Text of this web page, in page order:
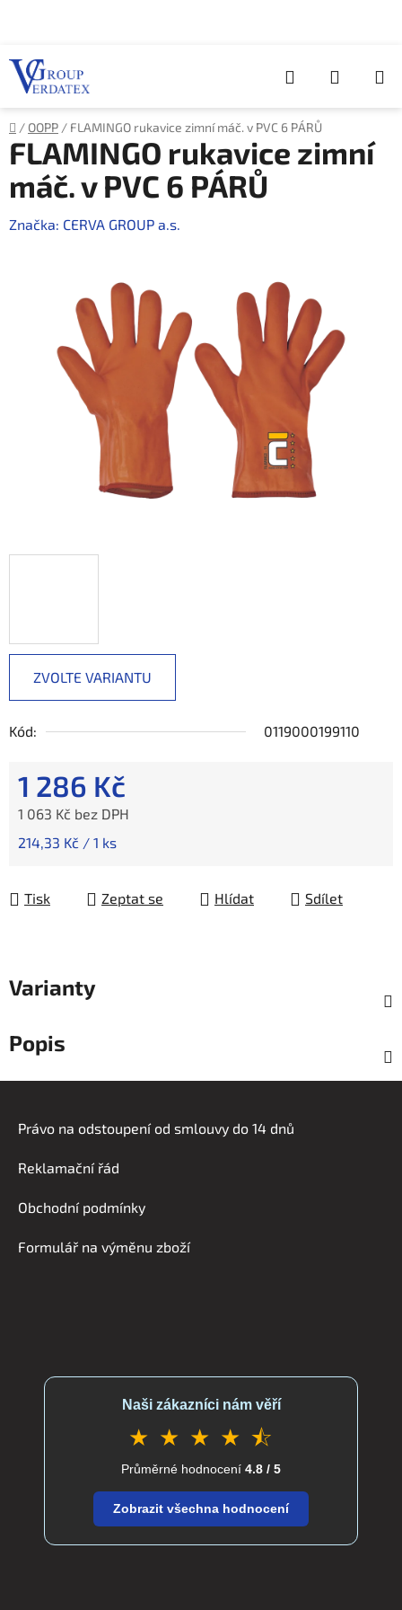
Hledat
KOŠÍK
Domů
/ OOPP / FLAMINGO rukavice zimní máč. v PVC 6 PÁRŮ
ZVOLTE VARIANTU
Kód: 0119000199110
1 286 Kč
1 063 Kč bez DPH
Měrná cena:
214,33 Kč / 1 ks
Tisk Zeptat se Hlídat Sdílet
FLAMINGO rukavice zimní
máč. v PVC 6 PÁRŮ
Značka: CERVA GROUP a.s.
Varianty
Popis
Právo na odstoupení od smlouvy do 14 dnů
Reklamační řád
Obchodní podmínky
Formulář na výměnu zboží
Naši zákazníci nám věří
★ ★ ★ ★ ⯪
Průměrné hodnocení 4.8 / 5
Zobrazit všechna hodnocení